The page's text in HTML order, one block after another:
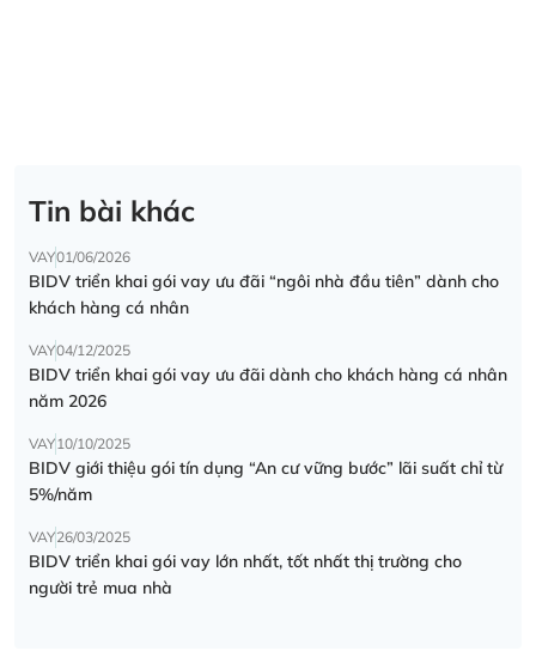
Tin bài khác
VAY01/06/2026
BIDV triển khai gói vay ưu đãi “ngôi nhà đầu tiên” dành cho
khách hàng cá nhân
VAY04/12/2025
BIDV triển khai gói vay ưu đãi dành cho khách hàng cá nhân
năm 2026
VAY10/10/2025
BIDV giới thiệu gói tín dụng “An cư vững bước” lãi suất chỉ từ
5%/năm
VAY26/03/2025
BIDV triển khai gói vay lớn nhất, tốt nhất thị trường cho
người trẻ mua nhà